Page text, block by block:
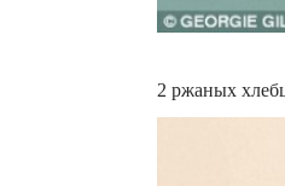
2 ржаных